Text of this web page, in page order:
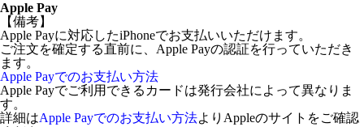
Apple Pay
【備考】
Apple Payに対応したiPhoneでお支払いいただけます。
ご注文を確定する直前に、Apple Payの認証を行っていただき
ます。
Apple Payでのお支払い方法
Apple Payでご利用できるカードは発行会社によって異なりま
す。
詳細はApple Payでのお支払い方法よりAppleのサイトをご確認